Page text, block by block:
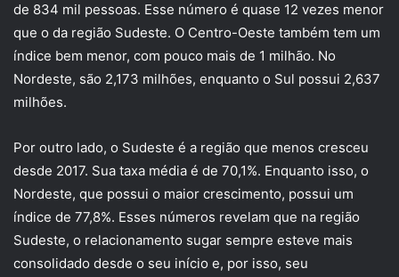
de 834 mil pessoas. Esse número é quase 12 vezes menor
que o da região Sudeste. O Centro-Oeste também tem um
índice bem menor, com pouco mais de 1 milhão. No
Nordeste, são 2,173 milhões, enquanto o Sul possui 2,637
milhões.
Por outro lado, o Sudeste é a região que menos cresceu
desde 2017. Sua taxa média é de 70,1%. Enquanto isso, o
Nordeste, que possui o maior crescimento, possui um
índice de 77,8%. Esses números revelam que na região
Sudeste, o relacionamento sugar sempre esteve mais
consolidado desde o seu início e, por isso, seu